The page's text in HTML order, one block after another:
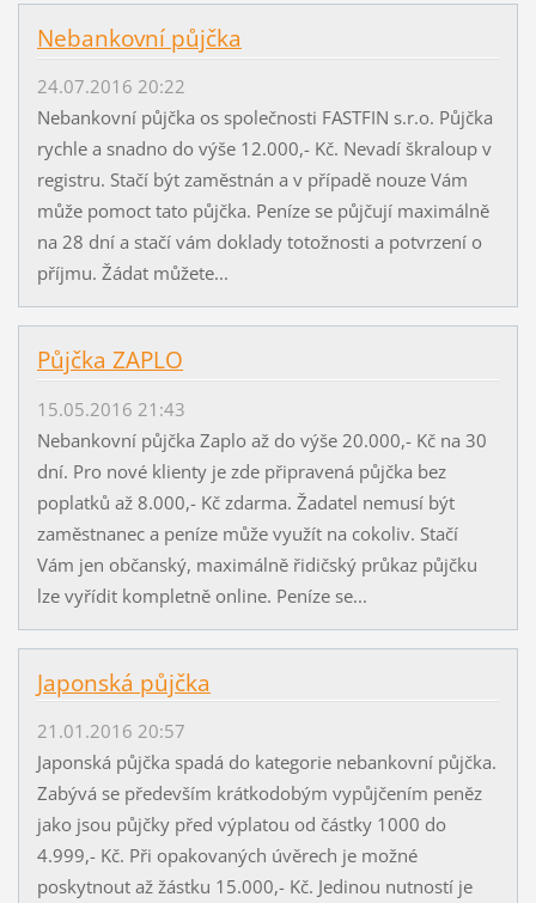
Nebankovní půjčka
24.07.2016 20:22
Nebankovní půjčka os společnosti FASTFIN s.r.o. Půjčka
rychle a snadno do výše 12.000,- Kč. Nevadí škraloup v
registru. Stačí být zaměstnán a v případě nouze Vám
může pomoct tato půjčka. Peníze se půjčují maximálně
na 28 dní a stačí vám doklady totožnosti a potvrzení o
příjmu. Žádat můžete...
Půjčka ZAPLO
15.05.2016 21:43
Nebankovní půjčka Zaplo až do výše 20.000,- Kč na 30
dní. Pro nové klienty je zde připravená půjčka bez
poplatků až 8.000,- Kč zdarma. Žadatel nemusí být
zaměstnanec a peníze může využít na cokoliv. Stačí
Vám jen občanský, maximálně řidičský průkaz půjčku
lze vyřídit kompletně online. Peníze se...
Japonská půjčka
21.01.2016 20:57
Japonská půjčka spadá do kategorie nebankovní půjčka.
Zabývá se především krátkodobým vypůjčením peněz
jako jsou půjčky před výplatou od částky 1000 do
4.999,- Kč. Při opakovaných úvěrech je možné
poskytnout až žástku 15.000,- Kč. Jedinou nutností je